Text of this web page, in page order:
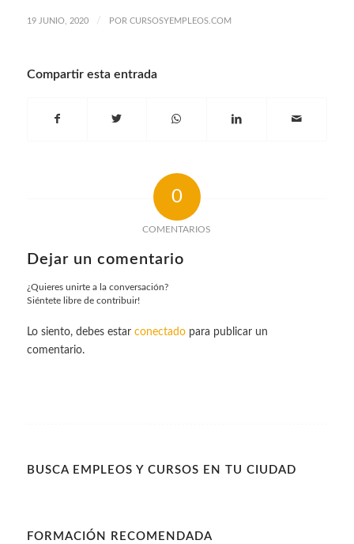
19 JUNIO, 2020 / POR CURSOSYEMPLEOS.COM
Compartir esta entrada
0
COMENTARIOS
Dejar un comentario
¿Quieres unirte a la conversación?
Siéntete libre de contribuir!
Lo siento, debes estar conectadopara publicar un
comentario.
BUSCA EMPLEOS Y CURSOS EN TU CIUDAD
FORMACIÓN RECOMENDADA